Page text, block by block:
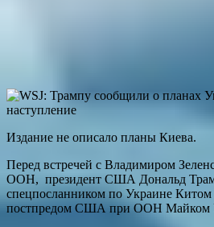
Издание не описало планы Киева.
Перед встречей с Владимиром
ООН, президент США Дональд
спецпосланником по Украине
постпредом США при ООН Майком